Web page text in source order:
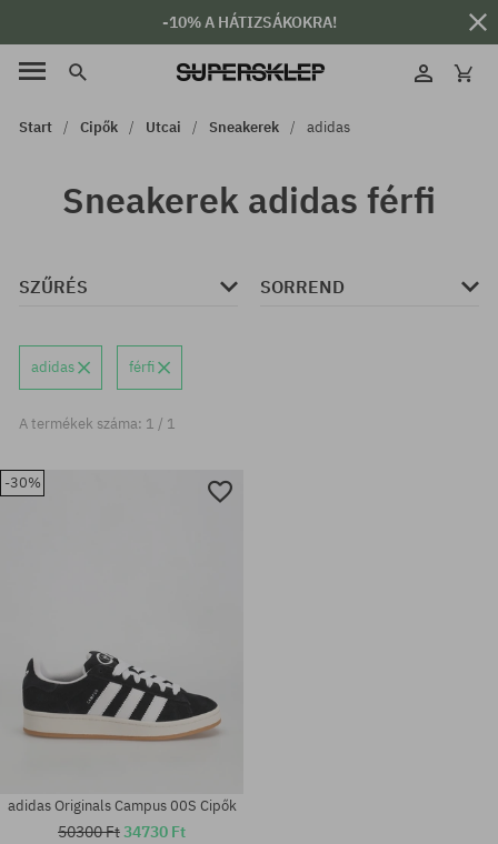
-10% A HÁTIZSÁKOKRA!
Start Cipők Utcai Sneakerek adidas
Sneakerek adidas férfi
SZŰRÉS SORREND
adidas férfi
A termékek száma: 1 / 1
-30%
adidas Originals Campus 00S Cipők
50300 Ft34730 Ft